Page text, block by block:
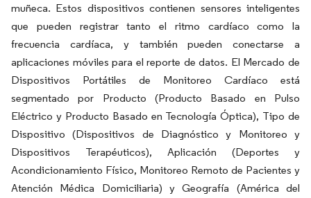
muñeca. Estos dispositivos contienen sensores inteligentes
que pueden registrar tanto el ritmo cardíaco como la
frecuencia cardíaca, y también pueden conectarse a
aplicaciones móviles para el reporte de datos. El Mercado de
Dispositivos Portátiles de Monitoreo Cardíaco está
segmentado por Producto (Producto Basado en Pulso
Eléctrico y Producto Basado en Tecnología Óptica), Tipo de
Dispositivo (Dispositivos de Diagnóstico y Monitoreo y
Dispositivos Terapéuticos), Aplicación (Deportes y
Acondicionamiento Físico, Monitoreo Remoto de Pacientes y
Atención Médica Domiciliaria) y Geografía (América del